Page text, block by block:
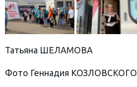
Татьяна ШЕЛАМОВА
Фото Геннадия КОЗЛОВСКОГО